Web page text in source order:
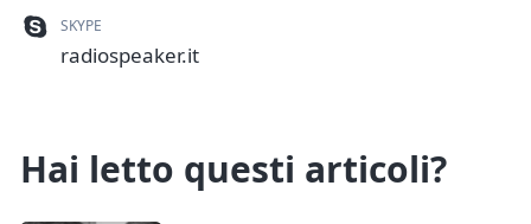
SKYPE
radiospeaker.it
Hai letto questi articoli?